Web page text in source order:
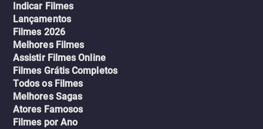
Indicar Filmes
Lançamentos
Filmes 2026
Melhores Filmes
Assistir Filmes Online
Filmes Grátis Completos
Todos os Filmes
Melhores Sagas
Atores Famosos
Filmes por Ano